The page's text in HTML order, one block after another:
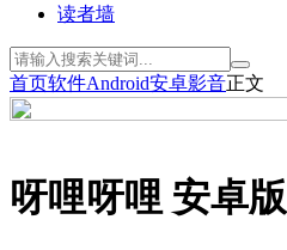
读者墙
首页软件Android安卓影音正文
呀哩呀哩 安卓版